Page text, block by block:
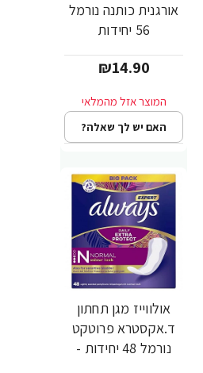
אורגנית כותנה נורמל
56 יחידות
₪14.90
האם יש לך שאלה?
אולווייז מגן תחתון
ד.אקסטרא פרוטקט
נורמל 48 יחידות -